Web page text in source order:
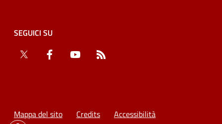
SEGUICI SU
Twitter
Facebook YouTube
Mappa del sito Credits Accessibilità